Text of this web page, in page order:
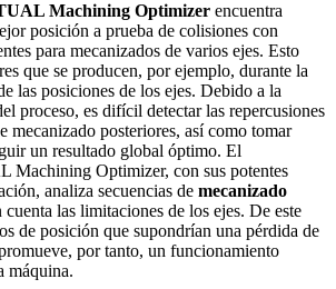
Machining Optimizer encuentra
posición a prueba de colisiones con
para mecanizados de varios ejes. Esto
que se producen, por ejemplo, durante la
las posiciones de los ejes. Debido a la
proceso, es difícil detectar las repercusiones
mecanizado posteriores, así como tomar
un resultado global óptimo. El
Optimizer, con sus potentes
analiza secuencias de mecanizado
las limitaciones de los ejes. De este
de posición que supondrían una pérdida de
por tanto, un funcionamiento
máquina.